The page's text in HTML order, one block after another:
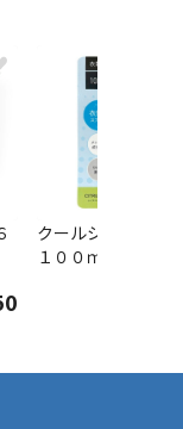
クールシャツスプ
１００ｍｌ